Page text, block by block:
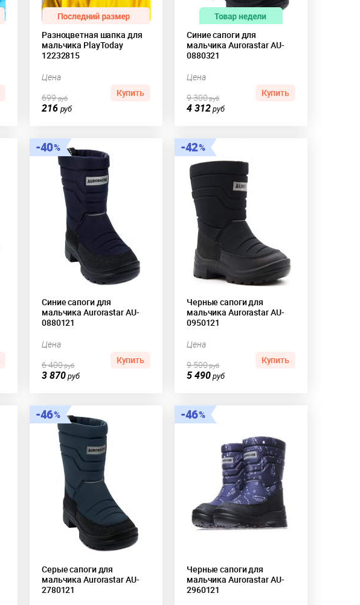
Разноцветная шапка для
мальчика PlayToday
12232815
Цена
216 руб
699руб Купить
Синие сапоги для
мальчика Aurorastar AU-
0880321
Цена
4 312руб
9 300руб Купить
40
Синие сапоги для
мальчика Aurorastar AU-
0880121
Цена
3 870руб
6 400руб Купить
42
Черные сапоги для
мальчика Aurorastar AU-
0950121
Цена
5 490руб
9 500руб Купить
46
Серые сапоги для
мальчика Aurorastar AU-
2780121
46
Черные сапоги для
мальчика Aurorastar AU-
2960121